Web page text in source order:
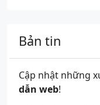
Bản tin
Cập nhật những
dẫn web!